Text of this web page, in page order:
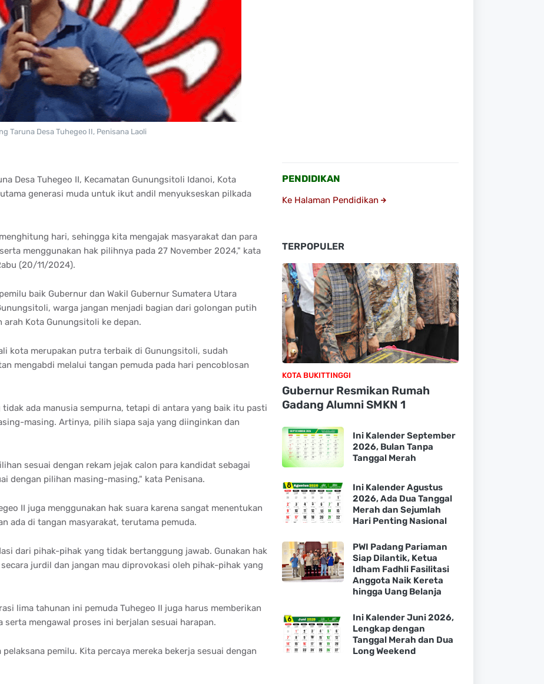
Taruna Desa Tuhegeo II, Penisana Laoli
Desa Tuhegeo II, Kecamatan Gunungsitoli Idanoi, Kota
generasi muda untuk ikut andil menyukseskan pilkada
hari, sehingga kita mengajak masyarakat dan para
menggunakan hak pilihnya pada 27 November 2024," kata
(20/11/2024).
baik Gubernur dan Wakil Gubernur Sumatera Utara
warga jangan menjadi bagian dari golongan putih
Kota Gunungsitoli ke depan.
kota merupakan putra terbaik di Gunungsitoli, sudah
mengabdi melalui tangan pemuda pada hari pencoblosan
ada manusia sempurna, tetapi di antara yang baik itu pasti
masing. Artinya, pilih siapa saja yang diinginkan dan
sesuai dengan rekam jejak calon para kandidat sebagai
dengan pilihan masing-masing," kata Penisana.
II juga menggunakan hak suara karena sangat menentukan
ada di tangan masyarakat, terutama pemuda.
dari pihak-pihak yang tidak bertanggung jawab. Gunakan hak
jurdil dan jangan mau diprovokasi oleh pihak-pihak yang
lima tahunan ini pemuda Tuhegeo II juga harus memberikan
mengawal proses ini berjalan sesuai harapan.
pemilu. Kita percaya mereka bekerja sesuai dengan
PENDIDIKAN
Ke Halaman Pendidikan
TERPOPULER
KOTA BUKITTINGGI
Gubernur Resmikan Rumah
Gadang Alumni SMKN 1
Ini Kalender September
2026, Bulan Tanpa
Tanggal Merah
Ini Kalender Agustus
2026, Ada Dua Tanggal
Merah dan Sejumlah
Hari Penting Nasional
PWI Padang Pariaman
Siap Dilantik, Ketua
Idham Fadhli Fasilitasi
Anggota Naik Kereta
hingga Uang Belanja
Ini Kalender Juni 2026,
Lengkap dengan
Tanggal Merah dan Dua
Long Weekend